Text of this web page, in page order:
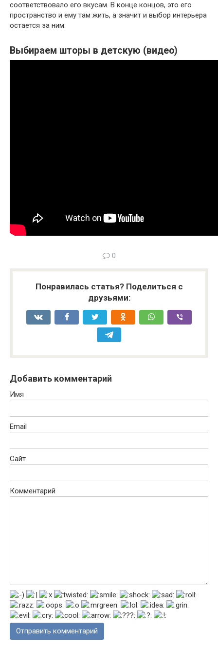
соответствовало его вкусам. В конце концов, это его
пространство и ему там жить, а значит и выбор интерьера
остается за ним.
Выбираем шторы в детскую (видео)
0
Понравилась статья? Поделиться с
друзьями:
Добавить комментарий
Имя
Email
Сайт
Комментарий